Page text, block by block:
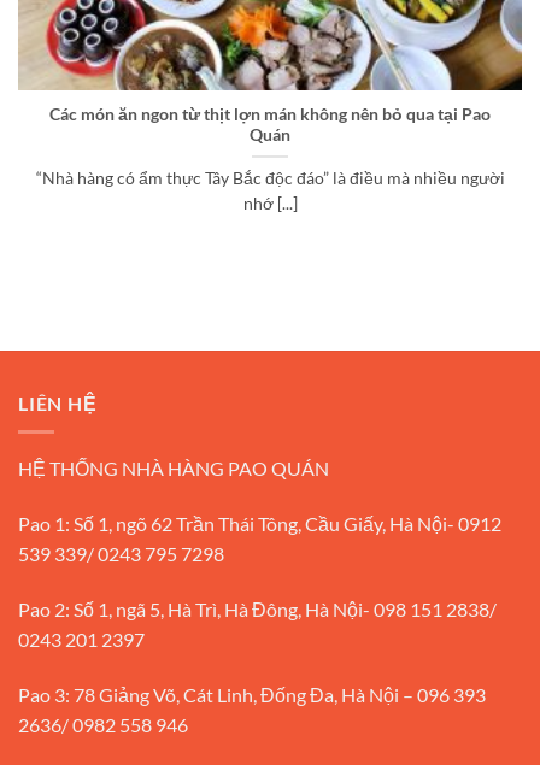
Các món ăn ngon từ thịt lợn mán không nên bỏ qua tại Pao
Quán
“Nhà hàng có ẩm thực Tây Bắc độc đáo” là điều mà nhiều người
nhớ [...]
LIÊN HỆ
HỆ THỐNG NHÀ HÀNG PAO QUÁN
Pao 1: Số 1, ngõ 62 Trần Thái Tông, Cầu Giấy, Hà Nội- 0912
539 339/ 0243 795 7298
Pao 2: Số 1, ngã 5, Hà Trì, Hà Đông, Hà Nội- 098 151 2838/
0243 201 2397
Pao 3: 78 Giảng Võ, Cát Linh, Đống Đa, Hà Nội – 096 393
2636/ 0982 558 946